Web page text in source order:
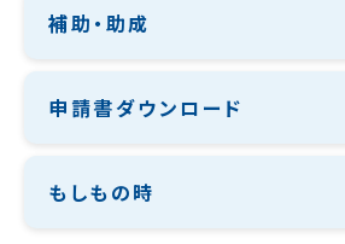
補助・助成
申請書ダウンロード
もしもの時